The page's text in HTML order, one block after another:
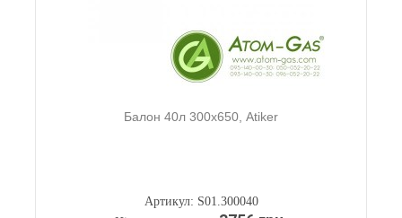
Балон 40л 300х650, Atiker
Артикул: S01.300040